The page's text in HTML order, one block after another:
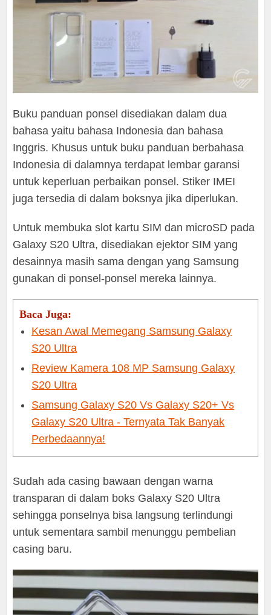
Buku panduan ponsel disediakan dalam dua
bahasa yaitu bahasa Indonesia dan bahasa
Inggris. Khusus untuk buku panduan berbahasa
Indonesia di dalamnya terdapat lembar garansi
untuk keperluan perbaikan ponsel. Stiker IMEI
juga tersedia di dalam boksnya jika diperlukan.
Untuk membuka slot kartu SIM dan microSD pada
Galaxy S20 Ultra, disediakan ejektor SIM yang
desainnya masih sama dengan yang Samsung
gunakan di ponsel-ponsel mereka lainnya.
Baca Juga:
Kesan Awal Memegang Samsung Galaxy
S20 Ultra
Review Kamera 108 MP Samsung Galaxy
S20 Ultra
Samsung Galaxy S20 Vs Galaxy S20+ Vs
Galaxy S20 Ultra - Ternyata Tak Banyak
Perbedaannya!
Sudah ada casing bawaan dengan warna
transparan di dalam boks Galaxy S20 Ultra
sehingga ponselnya bisa langsung terlindungi
untuk sementara sambil menunggu pembelian
casing baru.